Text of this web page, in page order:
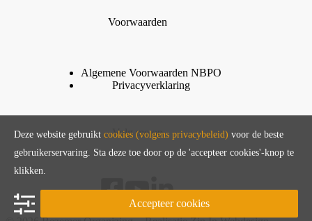
Voorwaarden
Algemene Voorwaarden NBPO
Privacyverklaring
Volg me op
Deze website gebruikt cookies (volgens privacybeleid) voor de beste
gebruikerservaring. Sta deze toe door op de 'accepteer cookies'-knop te
klikken.
Accepteer cookies